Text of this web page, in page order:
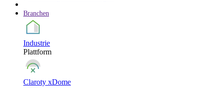
Branchen
Industrie
Plattform
Claroty xDome